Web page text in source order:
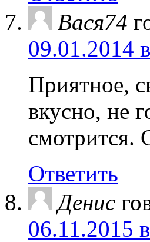
Вася74
09.01.2014
Приятное,
вкусно, не
смотрится.
Ответить
Денис
06.11.2015